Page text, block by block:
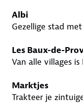
Albi
Gezellige stad
Les Baux-de-
Van alle villages
Marktjes
Trakteer je